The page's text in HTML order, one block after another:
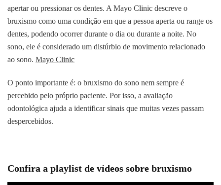
apertar ou pressionar os dentes. A Mayo Clinic descreve o
bruxismo como uma condição em que a pessoa aperta ou range os
dentes, podendo ocorrer durante o dia ou durante a noite. No
sono, ele é considerado um distúrbio de movimento relacionado
ao sono. Mayo Clinic
O ponto importante é: o bruxismo do sono nem sempre é
percebido pelo próprio paciente. Por isso, a avaliação
odontológica ajuda a identificar sinais que muitas vezes passam
despercebidos.
Confira a playlist de vídeos sobre bruxismo